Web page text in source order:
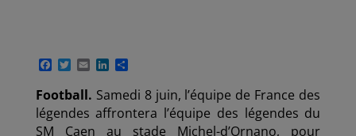
F
c
e
b
o
T
i
t
t
e
E
i
L
n
k
e
d
P
r
t
a
g
Football. Samedi 8 juin, l’équipe de France des
légendes affrontera l’équipe des légendes du
SM Caen au stade Michel-d’Ornano, pour